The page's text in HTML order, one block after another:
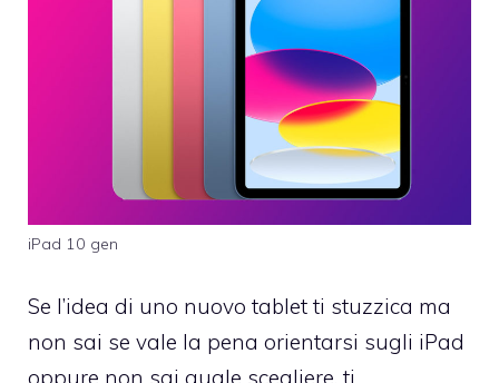
iPad 10 gen
Se l’idea di uno nuovo tablet ti stuzzica ma
non sai se vale la pena orientarsi sugli iPad
oppure non sai quale scegliere, ti